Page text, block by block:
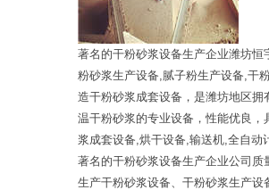
著名的干粉砂浆设备生产企业潍坊
粉砂浆生产设备,腻子粉生产设备,干
造干粉砂浆成套设备，是潍坊地区
温干粉砂浆的专业设备，性能优良
浆成套设备,烘干设备,输送机,全自动
著名的干粉砂浆设备生产企业公司
生产干粉砂浆设备、干粉砂浆生产